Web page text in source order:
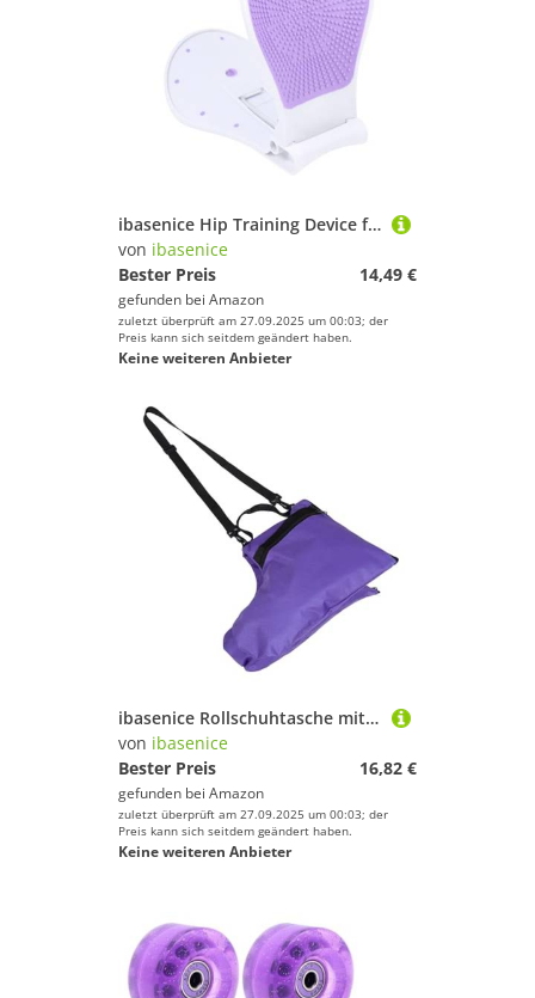
ibasenice Hip Training Device für Frauen Leichtes Tragbares Beckenbodenmuskel Gesäßtrainergerät Langlebig und Sicher für Fitness Krafttraining Zuhause Verbessert Kontrolle und Kraft
von ibasenice
Bester Preis
14,49 €
gefunden bei Amazon
zuletzt überprüft am 27.09.2025 um 00:03; der
Preis kann sich seitdem geändert haben.
Keine weiteren Anbieter
ibasenice Rollschuhtasche mit Wasserfestem Material und Verstärktem Boden Organizer für Inline Rollschuhe Komfortabler Schultergurt Kapazität Tragbare Aufbewahrung für
von ibasenice
Bester Preis
16,82 €
gefunden bei Amazon
zuletzt überprüft am 27.09.2025 um 00:03; der
Preis kann sich seitdem geändert haben.
Keine weiteren Anbieter